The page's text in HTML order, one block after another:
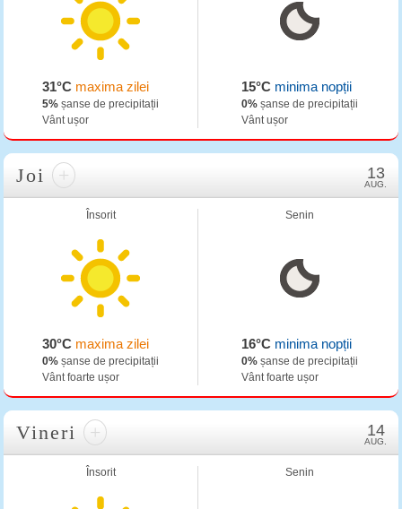
31°C maxima zilei
5% șanse de precipitații
Vânt ușor
15°Cminima nopții
0%șanse de precipitații
Vânt ușor
Joi + 13
AUG.
Însorit
30°C maxima zilei
0% șanse de precipitații
Vânt foarte ușor
Senin
16°Cminima nopții
0%șanse de precipitații
Vânt foarte ușor
Vineri + 14
AUG.
Însorit Senin